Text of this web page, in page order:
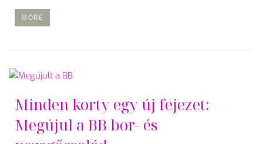
MORE
Minden korty egy új fejezet:
Megújul a BB bor- és